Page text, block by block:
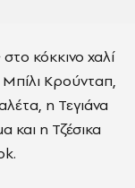
κόκκινο χαλί
Μπίλι Κρούνταπ,
η Τεγιάνα
και η Τζέσικα